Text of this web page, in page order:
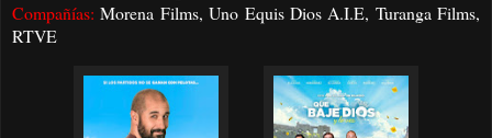
Compañías:Morena Films, Uno Equis Dios A.I.E, Turanga Films,
RTVE